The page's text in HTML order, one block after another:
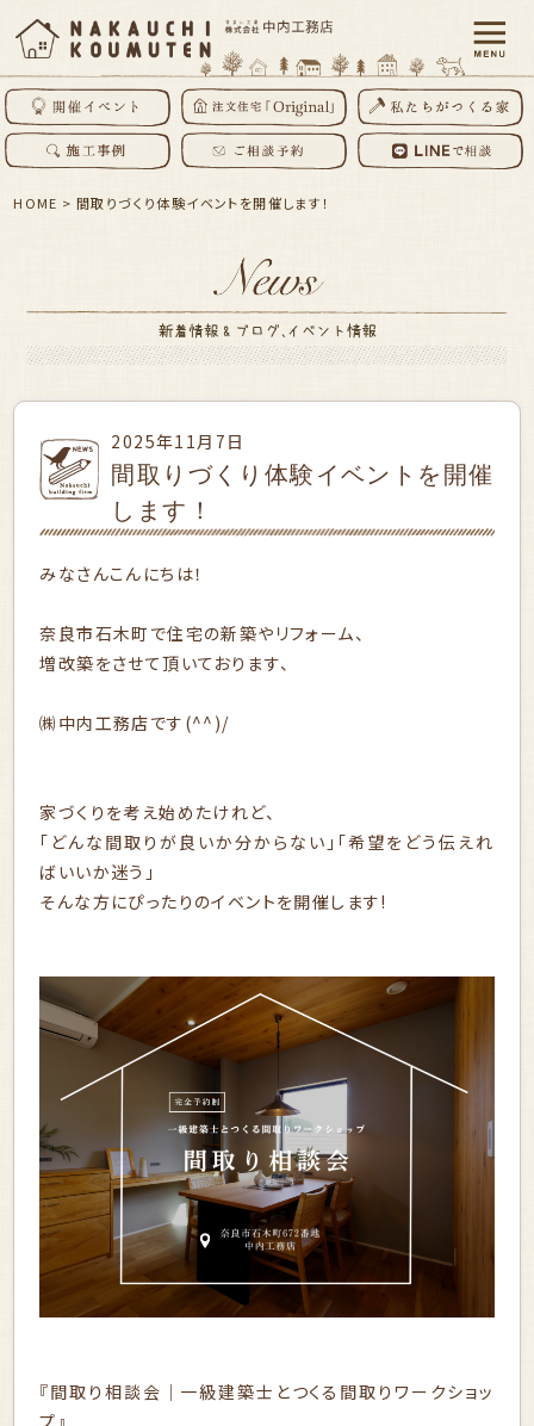
HOME >間取りづくり体験イベントを開催します！
2025年11月7日
間取りづくり体験イベントを開催
します！
みなさんこんにちは！
奈良市石木町で住宅の新築やリフォーム、
増改築をさせて頂いております、
㈱中内工務店です(^^)/
家づくりを考え始めたけれど、
「どんな間取りが良いか分からない」「希望をどう伝えれ
ばいいか迷う」
そんな方にぴったりのイベントを開催します!
『間取り相談会｜一級建築士とつくる間取りワークショッ
プ』